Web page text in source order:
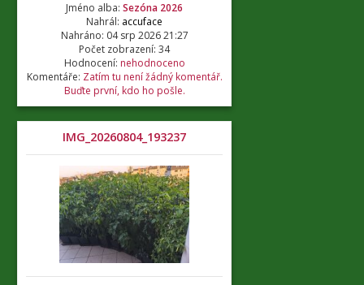
Jméno alba: Sezóna 2026
Nahrál: accuface
Nahráno: 04 srp 2026 21:27
Počet zobrazení: 34
Hodnocení: nehodnoceno
Komentáře: Zatím tu není žádný komentář.
Buďte první, kdo ho pošle.
IMG_20260804_193237